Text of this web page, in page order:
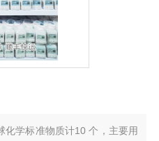
化学标准物质计10 个，主要用